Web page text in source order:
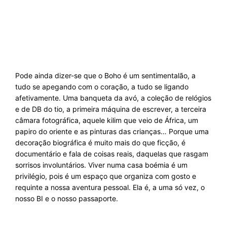
Pode ainda dizer-se que o Boho é um sentimentalão, a
tudo se apegando com o coração, a tudo se ligando
afetivamente. Uma banqueta da avó, a coleção de relógios
e de DB do tio, a primeira máquina de escrever, a terceira
câmara fotográfica, aquele kilim que veio de África, um
papiro do oriente e as pinturas das crianças… Porque uma
decoração biográfica é muito mais do que ficção, é
documentário e fala de coisas reais, daquelas que rasgam
sorrisos involuntários. Viver numa casa boémia é um
privilégio, pois é um espaço que organiza com gosto e
requinte a nossa aventura pessoal. Ela é, a uma só vez, o
nosso BI e o nosso passaporte.